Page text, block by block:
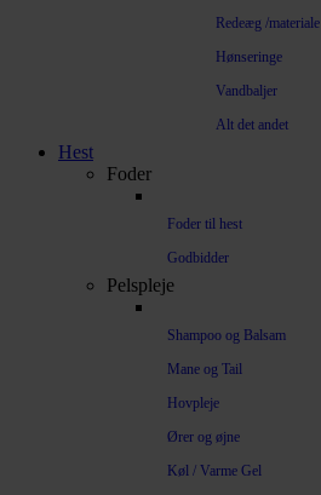
Redeæg /materiale
Hønseringe
Vandbaljer
Alt det andet
Hest
Foder
Foder til hest
Godbidder
Pelspleje
Shampoo og Balsam
Mane og Tail
Hovpleje
Ører og øjne
Køl / Varme Gel